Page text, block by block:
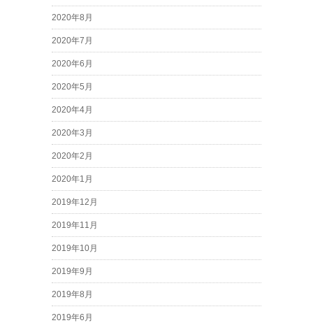
2020年8月
2020年7月
2020年6月
2020年5月
2020年4月
2020年3月
2020年2月
2020年1月
2019年12月
2019年11月
2019年10月
2019年9月
2019年8月
2019年6月